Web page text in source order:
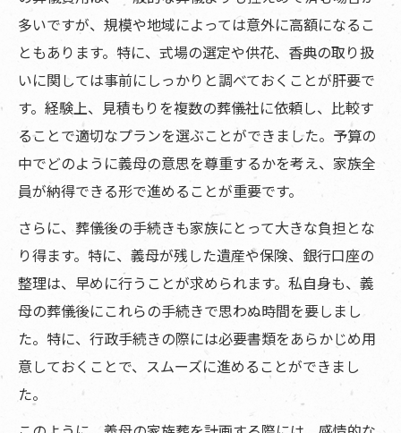
多いですが、規模や地域によっては意外に高額になるこ
ともあります。特に、式場の選定や供花、香典の取り扱
いに関しては事前にしっかりと調べておくことが肝要で
す。経験上、見積もりを複数の葬儀社に依頼し、比較す
ることで適切なプランを選ぶことができました。予算の
中でどのように義母の意思を尊重するかを考え、家族全
員が納得できる形で進めることが重要です。
さらに、葬儀後の手続きも家族にとって大きな負担とな
り得ます。特に、義母が残した遺産や保険、銀行口座の
整理は、早めに行うことが求められます。私自身も、義
母の葬儀後にこれらの手続きで思わぬ時間を要しまし
た。特に、行政手続きの際には必要書類をあらかじめ用
意しておくことで、スムーズに進めることができまし
た。